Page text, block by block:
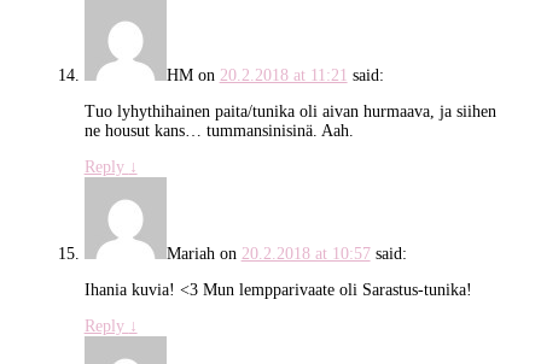
HMon 20.2.2018 at 11:21 said:
Tuo lyhythihainen paita/tunika oli aivan hurmaava, ja siihen
ne housut kans… tummansinisinä. Aah.
Reply ↓
Mariahon 20.2.2018 at 10:57 said:
Ihania kuvia! <3 Mun lempparivaate oli Sarastus-tunika!
Reply ↓